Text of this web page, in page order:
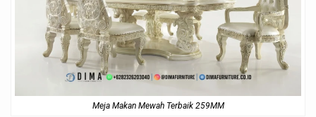
Meja Makan Mewah Terbaik 259MM